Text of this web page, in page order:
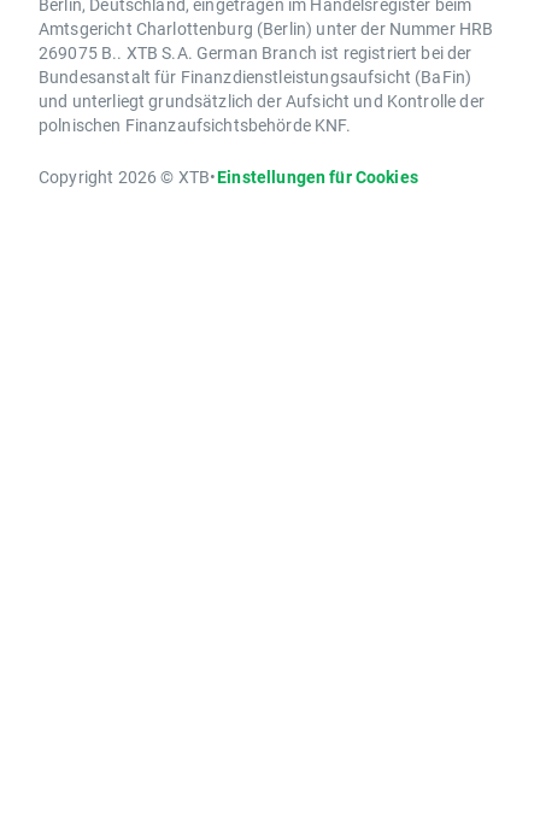
Amtsgericht Charlottenburg (Berlin) unter der Nummer HRB
269075 B.. XTB S.A. German Branch ist registriert bei der
Bundesanstalt für Finanzdienstleistungsaufsicht (BaFin)
und unterliegt grundsätzlich der Aufsicht und Kontrolle der
polnischen Finanzaufsichtsbehörde KNF.
Copyright 2026 © XTB•Einstellungen für Cookies